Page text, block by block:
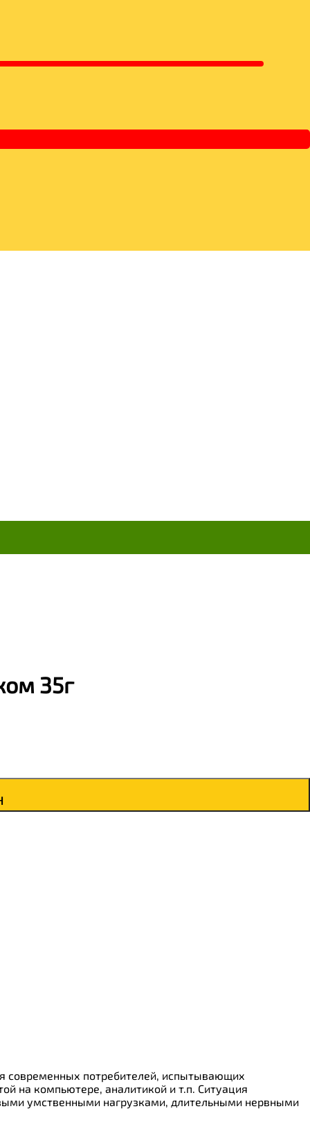
35г
современных потребителей, испытывающих
на компьютере, аналитикой и т.п. Ситуация
умственными нагрузками, длительными нервными